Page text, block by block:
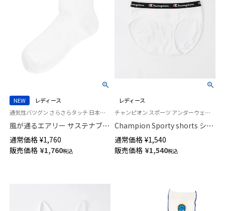
NEW
レディース
通気性バツグン さらさらタッチ 日本製 婦人 女性 靴下 ナイガイ コンフォート
風が通るエアリー サステナブル
素材 ショート丈 ソックス 涼感
メッシュ 消臭素材 NAIGAI
COMFORT レディース
通常価格 ¥1,760
販売価格 ¥1,760税込
レディース
チャンピオン スポーツ アンダーウェア ブランド
Champion Sporty shorts ショ
ーツ ウィメンズ チャンピオン
95451002
通常価格 ¥1,540
販売価格 ¥1,540税込